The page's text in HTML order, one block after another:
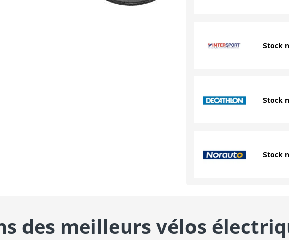
Stock
Stock
Stock
des meilleurs vélos